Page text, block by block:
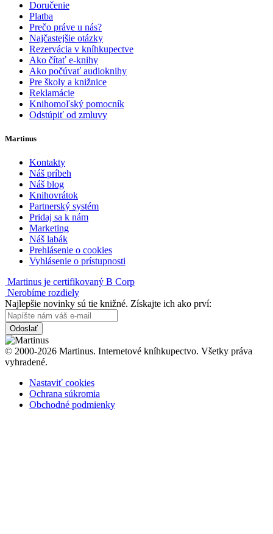
Doručenie
Platba
Prečo práve u nás?
Najčastejšie otázky
Rezervácia v kníhkupectve
Ako čítať e-knihy
Ako počúvať audioknihy
Pre školy a knižnice
Reklamácie
Knihomoľský pomocník
Odstúpiť od zmluvy
Martinus
Kontakty
Náš príbeh
Náš blog
Knihovrátok
Partnerský systém
Pridaj sa k nám
Marketing
Náš labák
Prehlásenie o cookies
Vyhlásenie o prístupnosti
Martinus je certifikovaný B Corp
Nerobíme rozdiely
Najlepšie novinky sú tie knižné. Získajte ich ako prví:
Odoslať
© 2000-2026 Martinus. Internetové kníhkupectvo. Všetky práva
vyhradené.
Nastaviť cookies
Ochrana súkromia
Obchodné podmienky